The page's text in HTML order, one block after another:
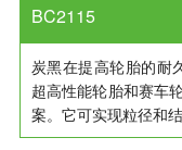
BC2115
炭黑在提高轮胎的耐
超高性能轮胎和赛车
案。它可实现粒径和